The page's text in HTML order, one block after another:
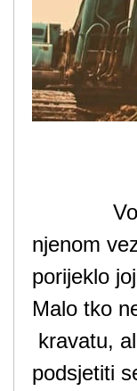
Vole je
njenom
porijeklo
Malo
kravatu,
podsjetiti